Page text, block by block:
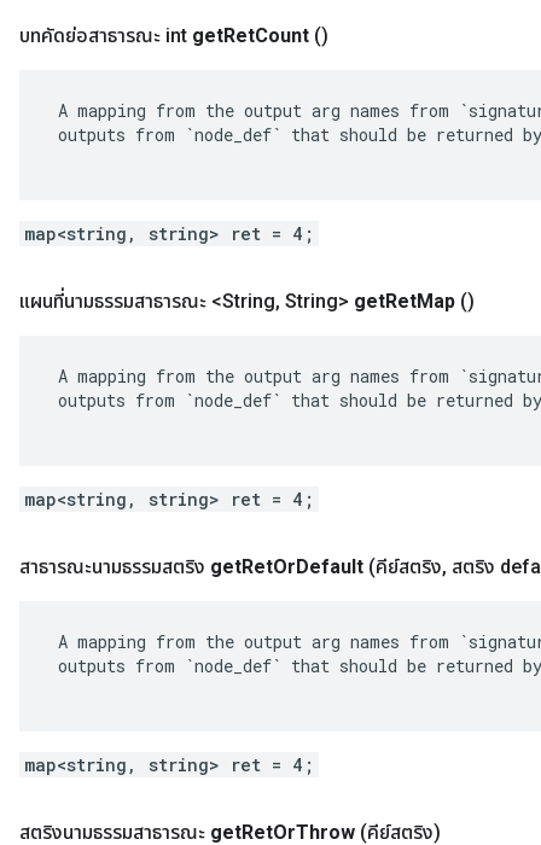
บทคัดย่อสาธารณะ int getRetCount ()
A mapping from the output arg names from
outputs from `node_def` that should be returned
map<string, string> ret = 4;
แผนที่นามธรรมสาธารณะ <String, String> getRetMap ()
A mapping from the output arg names from
outputs from `node_def` that should be returned
map<string, string> ret = 4;
สาธารณะนามธรรมสตริง getRetOrDefault (คีย์สตริง, สตริง
A mapping from the output arg names from
outputs from `node_def` that should be returned
map<string, string> ret = 4;
สตริงนามธรรมสาธารณะ getRetOrThrow (คีย์สตริง)